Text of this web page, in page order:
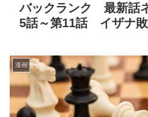
バックランク 最新
5話～第11話 イザナ
漫画